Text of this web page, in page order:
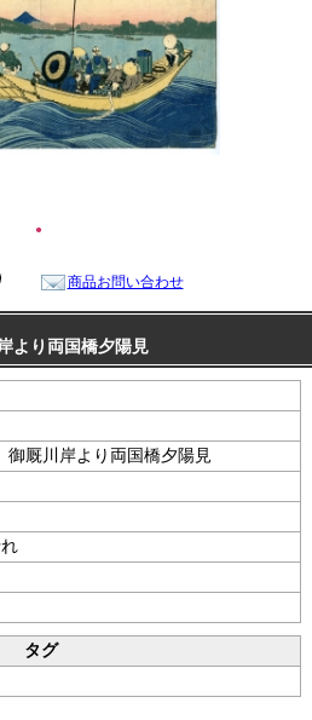
●
商品お問い合わせ
り両国橋夕陽見
厩川岸より両国橋夕陽見
タグ